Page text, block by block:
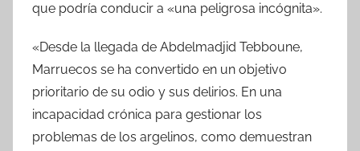
que podría conducir a «una peligrosa incógnita».
«Desde la llegada de Abdelmadjid Tebboune,
Marruecos se ha convertido en un objetivo
prioritario de su odio y sus delirios. En una
incapacidad crónica para gestionar los
problemas de los argelinos, como demuestran